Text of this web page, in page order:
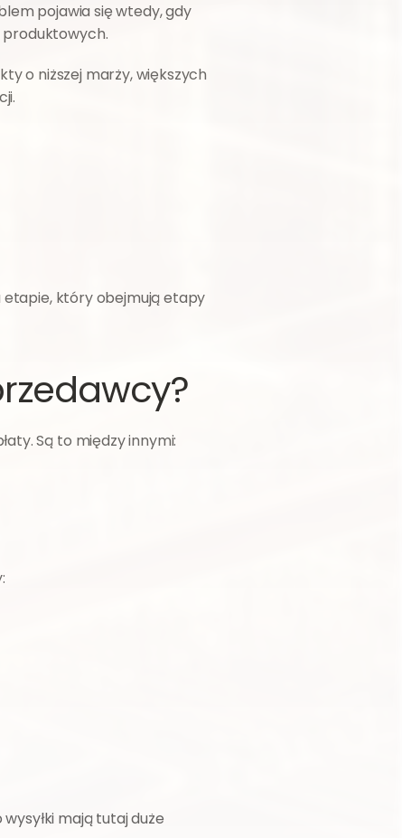
pojawia się wtedy, gdy
produktowych.
o niższej marży, większych
Są to między innymi:
mają tutaj duże